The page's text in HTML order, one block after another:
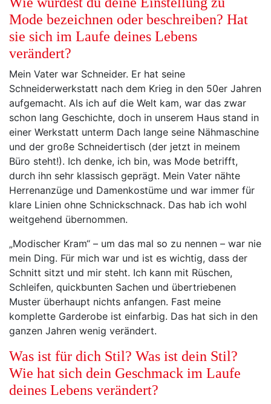
Mode bezeichnen oder beschreiben? Hat
sie sich im Laufe deines Lebens
verändert?
Mein Vater war Schneider. Er hat seine
Schneiderwerkstatt nach dem Krieg in den 50er Jahren
aufgemacht. Als ich auf die Welt kam, war das zwar
schon lang Geschichte, doch in unserem Haus stand in
einer Werkstatt unterm Dach lange seine Nähmaschine
und der große Schneidertisch (der jetzt in meinem
Büro steht!). Ich denke, ich bin, was Mode betrifft,
durch ihn sehr klassisch geprägt. Mein Vater nähte
Herrenanzüge und Damenkostüme und war immer für
klare Linien ohne Schnickschnack. Das hab ich wohl
weitgehend übernommen.
„Modischer Kram“ – um das mal so zu nennen – war nie
mein Ding. Für mich war und ist es wichtig, dass der
Schnitt sitzt und mir steht. Ich kann mit Rüschen,
Schleifen, quickbunten Sachen und übertriebenen
Muster überhaupt nichts anfangen. Fast meine
komplette Garderobe ist einfarbig. Das hat sich in den
ganzen Jahren wenig verändert.
Was ist für dich Stil? Was ist dein Stil?
Wie hat sich dein Geschmack im Laufe
deines Lebens verändert?